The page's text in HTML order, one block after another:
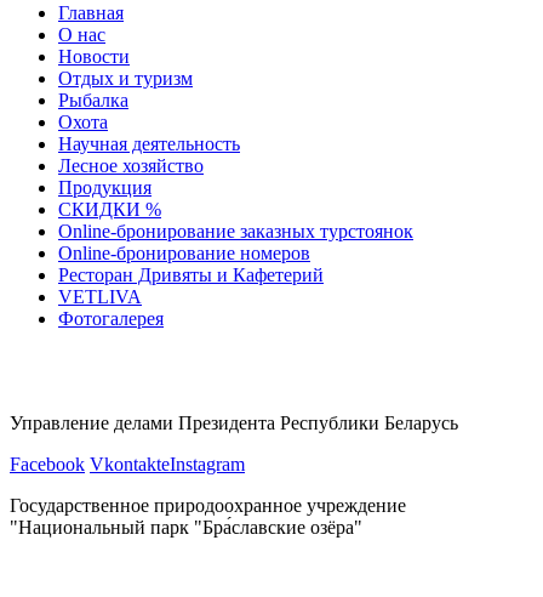
Главная
О нас
Новости
Отдых и туризм
Рыбалка
Охота
Научная деятельность
Лесное хозяйство
Продукция
СКИДКИ %
Оnline-бронирование заказных турстоянок
Оnline-бронирование номеров
Ресторан Дривяты и Кафетерий
VETLIVA
Фотогалерея
Управление делами Президента Республики Беларусь
Facebook VkontakteInstagram
Государственное природоохранное учреждение
"Национальный парк "Бра́славские озёра"